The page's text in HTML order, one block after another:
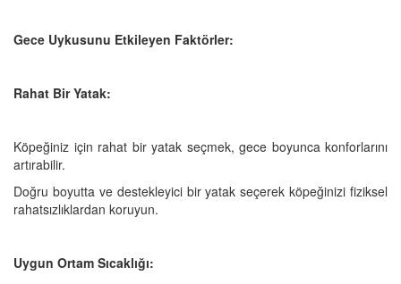
Gece Uykusunu Etkileyen Faktörler:
Rahat Bir Yatak:
Köpeğiniz için rahat bir yatak seçmek, gece boyunca konforlarını
artırabilir.
Doğru boyutta ve destekleyici bir yatak seçerek köpeğinizi fiziksel
rahatsızlıklardan koruyun.
Uygun Ortam Sıcaklığı: